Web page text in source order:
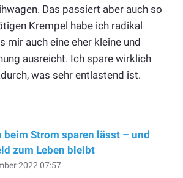
Das passiert aber auch so
Krempel habe ich radikal
mir auch eine eher kleine und
ausreicht. Ich spare wirklich
was sehr entlastend ist.
beim Strom sparen lässt – und
zum Leben bleibt
2022 07:57